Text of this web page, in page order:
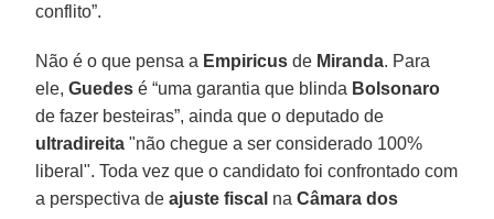
conflito”.
Não é o que pensa a Empiricus de Miranda. Para
ele,Guedes é “uma garantia que blinda Bolsonaro
de fazer besteiras”, ainda que o deputado de
ultradireita "não chegue a ser considerado 100%
liberal". Toda vez que o candidato foi confrontado com
a perspectiva deajuste fiscal na Câmara dos